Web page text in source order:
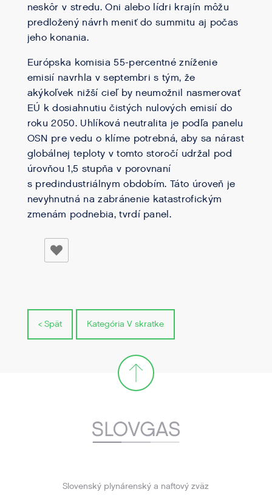
neskôr v stredu. Oni alebo lídri krajín môžu
predložený návrh meniť do summitu aj počas
jeho konania.
Európska komisia 55-percentné zníženie
emisií navrhla v septembri s tým, že
akýkoľvek nižší cieľ by neumožnil nasmerovať
EÚ k dosiahnutiu čistých nulových emisií do
roku 2050. Uhlíková neutralita je podľa panelu
OSN pre vedu o klíme potrebná, aby sa nárast
globálnej teploty v tomto storočí udržal pod
úrovňou 1,5 stupňa v porovnaní
s predindustriálnym obdobím. Táto úroveň je
nevyhnutná na zabránenie katastrofickým
zmenám podnebia, tvrdí panel.
< Spät Kategória V skratke
Slovenský plynárenský a naftový zväz